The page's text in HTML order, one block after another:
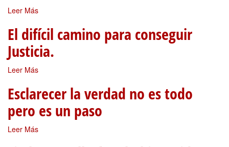
Leer Más
El difícil camino para conseguir
Justicia.
Leer Más
Esclarecer la verdad no es todo
pero es un paso
Leer Más